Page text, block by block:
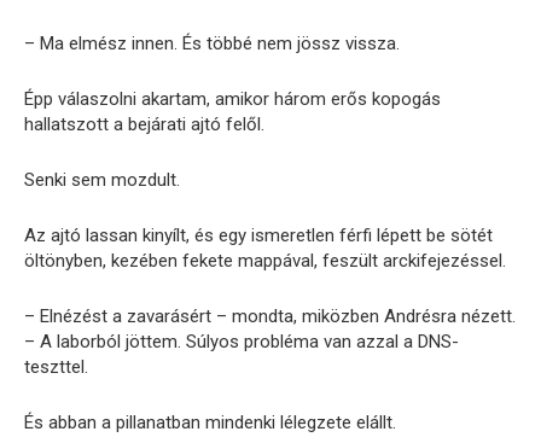
– Ma elmész innen. És többé nem jössz vissza.
Épp válaszolni akartam, amikor három erős kopogás
hallatszott a bejárati ajtó felől.
Senki sem mozdult.
Az ajtó lassan kinyílt, és egy ismeretlen férfi lépett be sötét
öltönyben, kezében fekete mappával, feszült arckifejezéssel.
– Elnézést a zavarásért – mondta, miközben Andrésra nézett.
– A laborból jöttem. Súlyos probléma van azzal a DNS-
teszttel.
És abban a pillanatban mindenki lélegzete elállt.